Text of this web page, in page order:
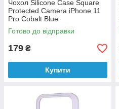
Чохол Silicone Case Square
Protected Camera iPhone 11
Pro Cobalt Blue
Готово до відправки
179 ₴
Купити